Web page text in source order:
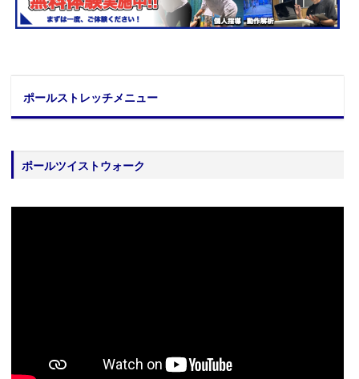
ポールストレッチメニュー
ポールツイストウォーク